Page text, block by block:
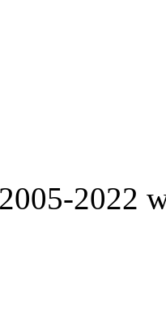
2022